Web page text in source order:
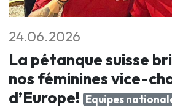
24.06.2026
La pétanque suisse
nos féminines vice-
d’Europe! Equipes